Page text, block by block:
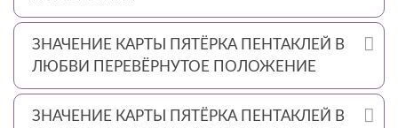
ЗНАЧЕНИЕ КАРТЫ ПЯТЁРКА ПЕНТАКЛЕЙ В
ЛЮБВИ ПЕРЕВЁРНУТОЕ ПОЛОЖЕНИЕ
ЗНАЧЕНИЕ КАРТЫ ПЯТЁРКА ПЕНТАКЛЕЙ В